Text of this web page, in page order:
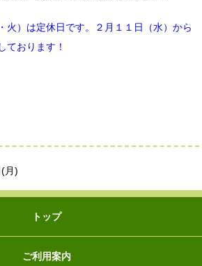
火）は定休日です。２月１１日（水）から
ております！
月)
トップ
ご利用案内